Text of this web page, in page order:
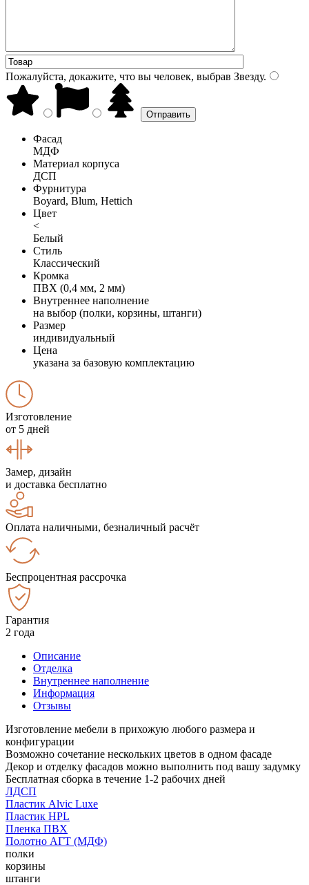
Пожалуйста, докажите, что вы человек, выбрав Звезду.
Фасад
МДФ
Материал корпуса
ДСП
Фурнитура
Boyard, Blum, Hettich
Цвет
<
Белый
Стиль
Классический
Кромка
ПВХ (0,4 мм, 2 мм)
Внутреннее наполнение
на выбор (полки, корзины, штанги)
Размер
индивидуальный
Цена
указана за базовую комплектацию
Изготовление
от 5 дней
Замер, дизайн
и доставка бесплатно
Оплата наличными, безналичный расчёт
Беспроцентная рассрочка
Гарантия
2 года
Описание
Отделка
Внутреннее наполнение
Информация
Отзывы
Изготовление мебели в прихожую любого размера и
конфигурации
Возможно сочетание нескольких цветов в одном фасаде
Декор и отделку фасадов можно выполнить под вашу задумку
Бесплатная сборка в течение 1-2 рабочих дней
ЛДСП
Пластик Alvic Luxe
Пластик HPL
Пленка ПВХ
Полотно АГТ (МДФ)
полки
корзины
штанги